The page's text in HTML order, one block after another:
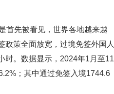
先被看见，世界各地越来越
政策全面放宽，过境免签外国人
时。数据显示，2024年1月至11
；其中通过免签入境1744.6